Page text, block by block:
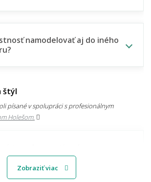
namodelovať aj do iného
štýl
písané v spolupráci s profesionálnym
Holešom.
Zobraziť viac